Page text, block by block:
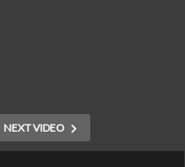
NEXT VIDEO